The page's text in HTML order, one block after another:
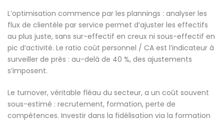
L’optimisation commence par les plannings : analyser les
flux de clientèle par service permet d’ajuster les effectifs
au plus juste, sans sur-effectif en creux ni sous-effectif en
pic d’activité. Le ratio coût personnel / CA est l’indicateur à
surveiller de près : au-delà de 40 %, des ajustements
s’imposent.
Le turnover, véritable fléau du secteur, a un coût souvent
sous-estimé : recrutement, formation, perte de
compétences. Investir dans la fidélisation via la formation